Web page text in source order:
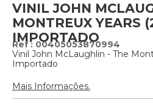
VINIL JOHN
MONTREUX YEARS
IMPORTADO
: 00405053870994
Vinil John McLaughlin - The
Importado
Mais Informações.